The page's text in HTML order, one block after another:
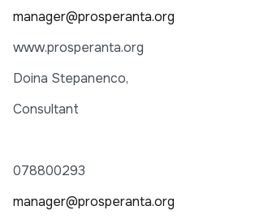
manager@prosperanta.org
www.prosperanta.org
Doina Stepanenco,
Consultant
078800293
manager@prosperanta.org